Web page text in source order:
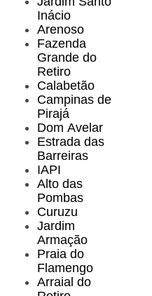
Inácio
Arenoso
Fazenda
Grande do
Retiro
Calabetão
Campinas de
Pirajá
Dom Avelar
Estrada das
Barreiras
IAPI
Alto das
Pombas
Curuzu
Jardim
Armação
Praia do
Flamengo
Arraial do